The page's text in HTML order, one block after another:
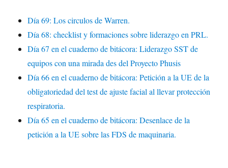
Día 69: Los circulos de Warren.
Día 68: checklist y formaciones sobre liderazgo en PRL.
Día 67 en el cuaderno de bitácora: Liderazgo SST de
equipos con una mirada des del Proyecto Phusis
Día 66 en el cuaderno de bitácora: Petición a la UE de la
obligatoriedad del test de ajuste facial al llevar protección
respiratoria.
Día 65 en el cuaderno de bitácora: Desenlace de la
petición a la UE sobre las FDS de maquinaria.